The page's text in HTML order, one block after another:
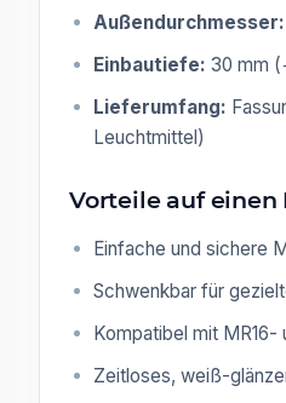
Außendurchmesser:
Einbautiefe: 30 mm
Lieferumfang:
Leuchtmittel)
Vorteile auf einen
Einfache und sichere
Schwenkbar für
Kompatibel mit MR16-
Zeitloses, weiß-